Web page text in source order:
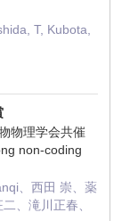
T, Kubota,
物理学会共催
non-coding
、西田 崇、薬
、滝川正春、